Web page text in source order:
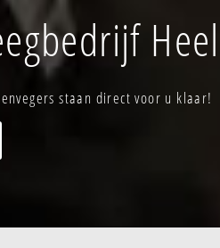
staan direct voor u klaar!